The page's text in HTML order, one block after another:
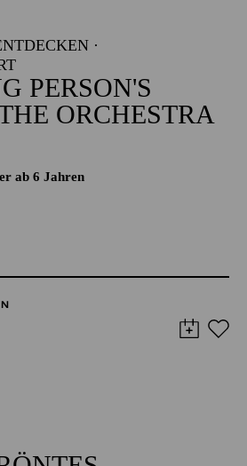
·
PERSON'S
ORCHESTRA
ab 6 Jahren